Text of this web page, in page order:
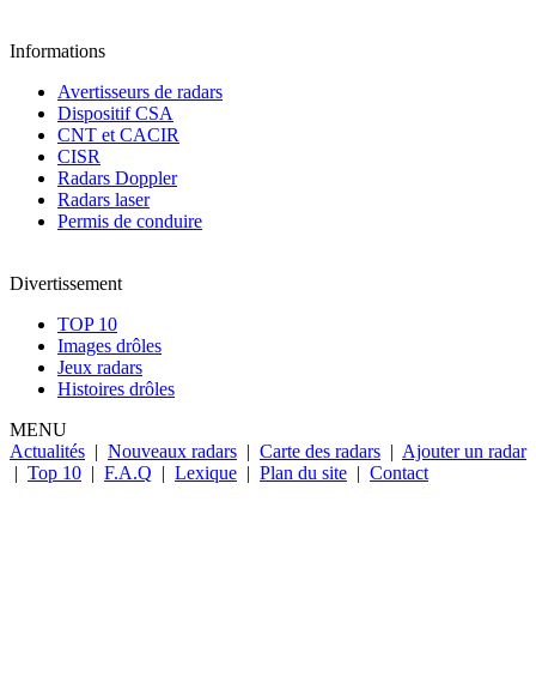
Informations
Avertisseurs de radars
Dispositif CSA
CNT et CACIR
CISR
Radars Doppler
Radars laser
Permis de conduire
Divertissement
TOP 10
Images drôles
Jeux radars
Histoires drôles
MENU
Actualités | Nouveaux radars | Carte des radars | Ajouter un radar
| Top 10 | F.A.Q | Lexique | Plan du site | Contact